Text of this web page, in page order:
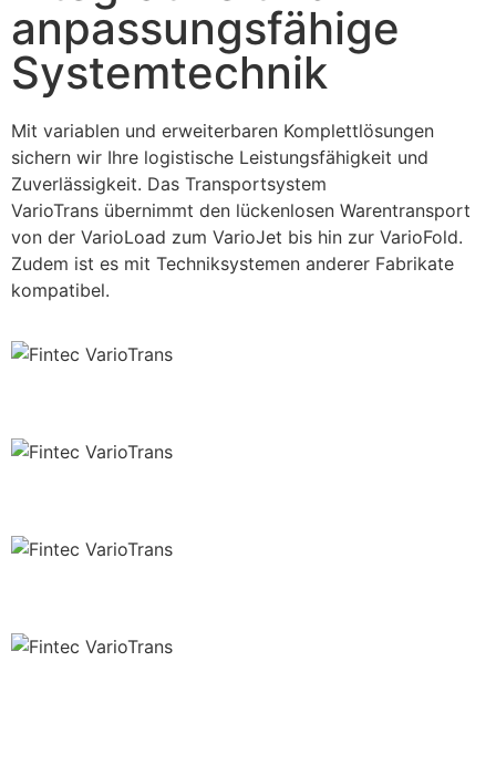
anpassungsfähige
Systemtechnik
Mit variablen und erweiterbaren Komplettlösungen
sichern wir Ihre logistische Leistungsfähigkeit und
Zuverlässigkeit. Das Transportsystem
VarioTrans übernimmt den lückenlosen Warentransport
von der VarioLoad zum VarioJet bis hin zur VarioFold.
Zudem ist es mit Techniksystemen anderer Fabrikate
kompatibel.